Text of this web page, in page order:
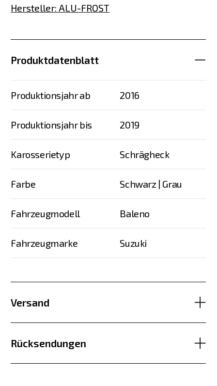
Hersteller: ALU-FROST
Produktdatenblatt
Produktionsjahr ab 2016
Produktionsjahr bis 2019
Karosserietyp Schrägheck
Farbe Schwarz | Grau
Fahrzeugmodell Baleno
Fahrzeugmarke Suzuki
Versand
Rücksendungen